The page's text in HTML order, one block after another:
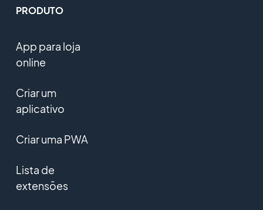
PRODUTO
App para loja
online
Criar um
aplicativo
Criar uma PWA
Lista de
extensões